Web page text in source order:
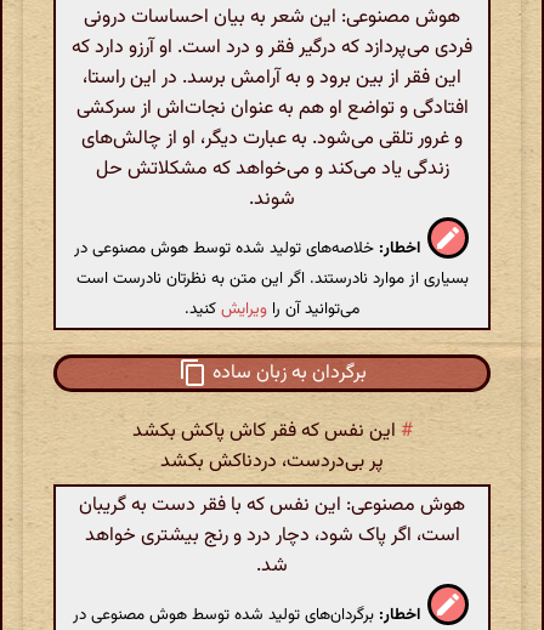
هوش مصنوعی: این شعر به بیان احساسات درونی
فردی می‌پردازد که درگیر فقر و درد است. او آرزو دارد که
این فقر از بین برود و به آرامش برسد. در این راستا،
افتادگی و تواضع او هم به عنوان نجات‌اش از سرکشی
و غرور تلقی می‌شود. به عبارت دیگر، او از چالش‌های
زندگی یاد می‌کند و می‌خواهد که مشکلاتش حل
شوند.
اخطار: خلاصه‌های تولید شده توسط هوش مصنوعی در
بسیاری از موارد نادرستند. اگر این متن به نظرتان نادرست است
می‌توانید آن را ویرایشکنید.
برگردان به زبان ساده
# این نفس که فقر کاش پاکش بکشد
پر بی‌دردست، دردناکش بکشد
هوش مصنوعی: این نفس که با فقر دست به گریبان
است، اگر پاک شود، دچار درد و رنج بیشتری خواهد
شد.
اخطار: برگردان‌های تولید شده توسط هوش مصنوعی در